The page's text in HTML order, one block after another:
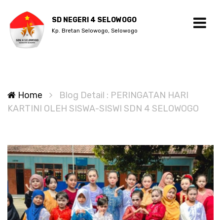
SD NEGERI 4 SELOWOGO
Kp. Bretan Selowogo, Selowogo
Home
Blog Detail : PERINGATAN HARI
KARTINI OLEH SISWA-SISWI SDN 4 SELOWOGO